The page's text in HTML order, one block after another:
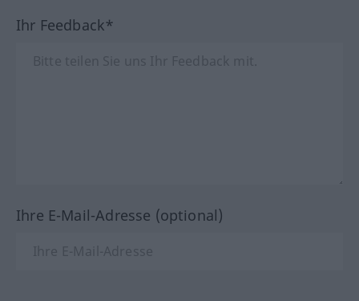
Ihr Feedback*
Ihre E-Mail-Adresse (optional)